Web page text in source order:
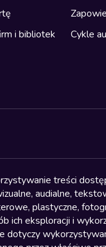
i bibliotek
Cykle
treści
audialne,
plastyczne,
ich eksploracji i